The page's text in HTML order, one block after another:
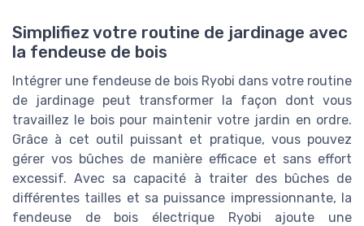
Simplifiez votre routine de jardinage avec
la fendeuse de bois
Intégrer une fendeuse de bois Ryobi dans votre routine
de jardinage peut transformer la façon dont vous
travaillez le bois pour maintenir votre jardin en ordre.
Grâce à cet outil puissant et pratique, vous pouvez
gérer vos bûches de manière efficace et sans effort
excessif. Avec sa capacité à traiter des bûches de
différentes tailles et sa puissance impressionnante, la
fendeuse de bois électrique Ryobi ajoute une